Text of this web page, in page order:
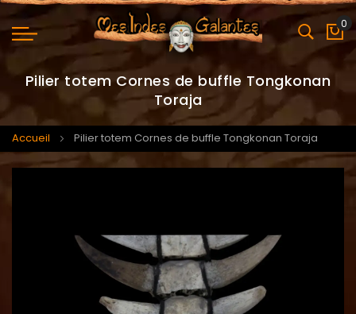
0
Pilier totem Cornes de buffle Tongkonan
Toraja
Accueil Pilier totem Cornes de buffle Tongkonan Toraja